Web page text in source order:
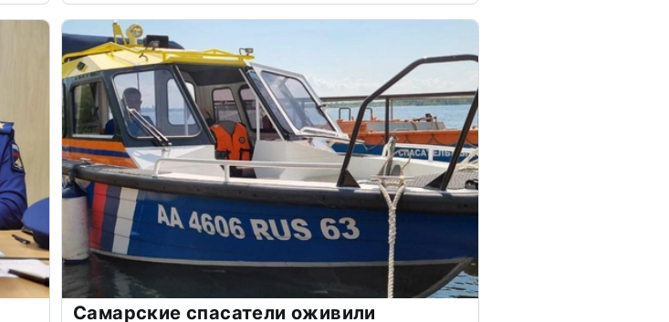
Самарские спасатели оживили